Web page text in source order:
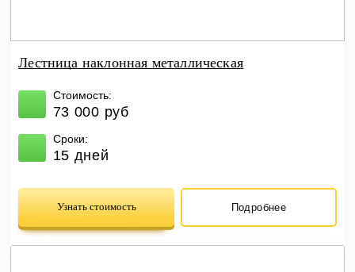
Лестница наклонная металлическая
Стоимость:
73 000 руб
Сроки:
15 дней
Узнать стоимость Подробнее